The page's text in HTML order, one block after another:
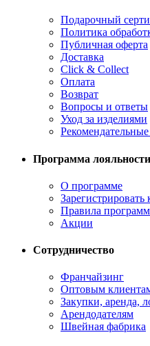
Подарочный
Политика
Публичная оферта
Доставка
Click & Collect
Оплата
Возврат
Вопросы и ответы
Уход за изделиями
Программа лояльности
О программе
Зарегистрировать
Правила
Акции
Сотрудничество
Франчайзинг
Оптовым
Закупки, аренда,
Арендодателям
Швейная фабрика